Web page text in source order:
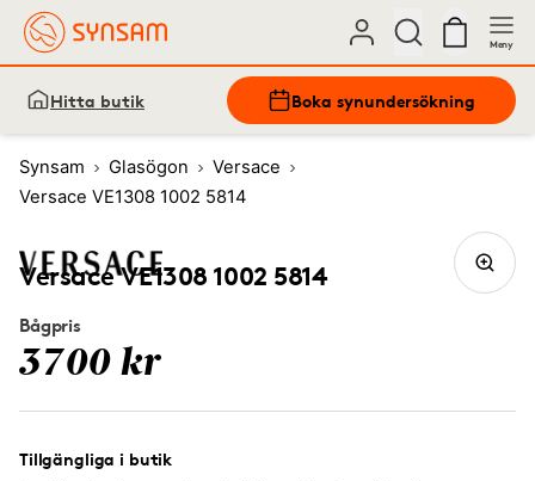
Meny
Hitta butik Boka synundersökning
Synsam Glasögon
Versace
Versace VE1308 1002 5814
Versace VE1308 1002 5814
Bågpris
3700 kr
Tillgängliga i butik